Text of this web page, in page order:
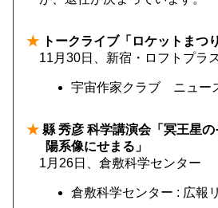
★ トークライブ「ロケットまつ
11月30日、新宿・ロフトプラ
宇宙作家クラブ ニュー
★ 縣 秀彦 科学講演会「冥王星
陽系像にせまる」
1月26日、倉敷科学センター
倉敷科学センター : 広報